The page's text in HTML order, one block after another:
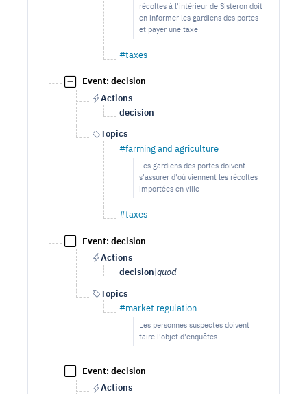
récoltes à l'intérieur de Sisteron doit
en informer les gardiens des portes
et payer une taxe
#taxes
Event: decision
Actions
decision
Topics
#farming and agriculture
Les gardiens des portes doivent
s'assurer d'où viennent les récoltes
importées en ville
#taxes
Event: decision
Actions
decision quod
Topics
#market regulation
Les personnes suspectes doivent
faire l'objet d'enquêtes
Event: decision
Actions